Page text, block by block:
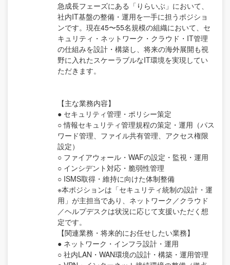
急成長フェーズにある「りらいぶ」において、
社内IT基盤の整備・運用を一手に担うポジショ
ンです。現在45〜55名規模の組織において、セ
キュリティ・ネットワーク・クラウド・IT管理
の仕組みを設計・構築し、将来の海外展開も視
野に入れたスケーラブルなIT環境を実現してい
ただきます。
【主な業務内容】
● セキュリティ管理・ポリシー策定
○ 情報セキュリティ管理規程の策定・運用（パス
ワード管理、ファイル共有管理、アクセス権限
設定）
○ ファイアウォール・WAFの設定・監視・運用
○ インシデント対応・脆弱性管理
○ ISMS取得・維持に向けた体制整備
※本ポジションは「セキュリティ統制の設計・運
用」が主担当であり、ネットワーク／クラウド
／ヘルプデスクは状況に応じて支援いただく想
定です。
【関連業務・将来的にお任せしたい業務】
● ネットワーク・インフラ設計・運用
○ 社内LAN・WAN環境の設計・構築・運用管理